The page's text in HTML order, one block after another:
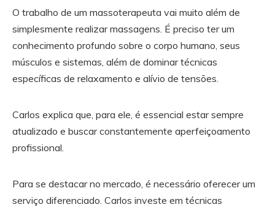
O trabalho de um massoterapeuta vai muito além de
simplesmente realizar massagens. É preciso ter um
conhecimento profundo sobre o corpo humano, seus
músculos e sistemas, além de dominar técnicas
específicas de relaxamento e alívio de tensões.
Carlos explica que, para ele, é essencial estar sempre
atualizado e buscar constantemente aperfeiçoamento
profissional.
Para se destacar no mercado, é necessário oferecer um
serviço diferenciado. Carlos investe em técnicas